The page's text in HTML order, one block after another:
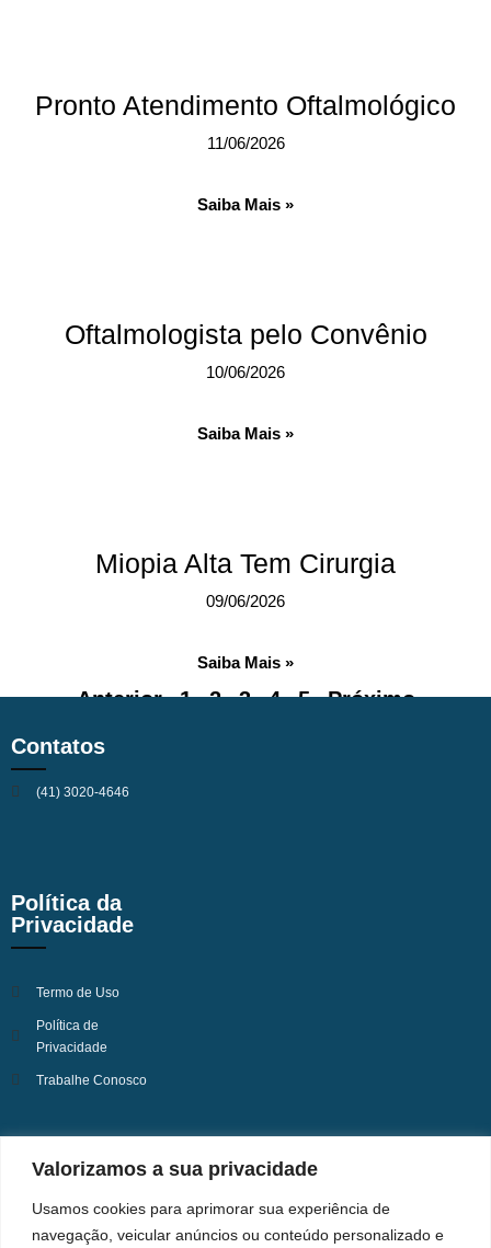
Valorizamos a sua privacidade
Usamos cookies para aprimorar sua experiência de
navegação, veicular anúncios ou conteúdo personalizado e
Pronto Atendimento Oftalmológico
11/06/2026
Saiba Mais »
Oftalmologista pelo Convênio
10/06/2026
Saiba Mais »
Miopia Alta Tem Cirurgia
09/06/2026
Saiba Mais »
Anterior 1 2 3 4 5 Próximo
Política da
Privacidade
Termo de Uso
Política de
Privacidade
Trabalhe Conosco
Contatos
(41) 3020-4646